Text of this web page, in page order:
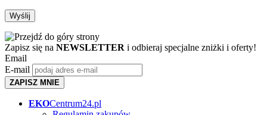
Zapisz się na NEWSLETTER i odbieraj specjalne zniżki i oferty!
Email
E-mail
ZAPISZ MNIE
EKOCentrum24.pl